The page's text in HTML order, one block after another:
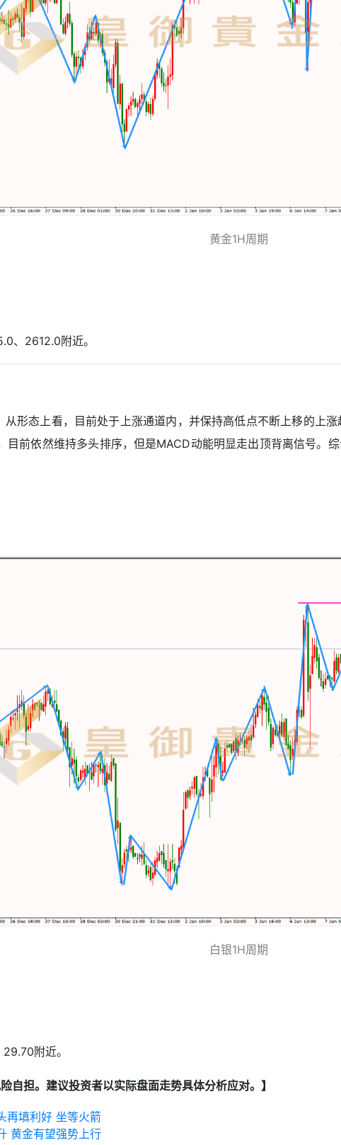
黄金1H周期
、2612.0附近。
形态上看，目前处于上涨通道内，并保持高低点不断上移的上
前依然维持多头排序，但是MACD动能明显走出顶背离信号。
白银1H周期
附近。
自担。建议投资者以实际盘面走势具体分析应对。】
再填利好 坐等火箭
黄金有望强势上行